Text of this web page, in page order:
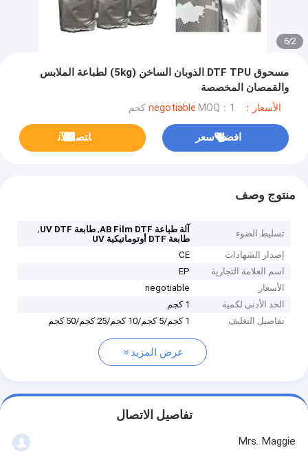
2
/
6
مسحوق DTF TPU الذوبان الساخن (5kg) لطباعة الملابس
والقمصان المخصصة
الأسعار：negotiable MOQ：1 كجم
افضل سعر ﺎﺘﺼﻟ ﺍﻶﻧ
منتوج وصف
تسليط الضوء آلة طباعة AB Film DTF ,طابعة UV DTF
,
طابعة DTF أوتوماتيكية UV
إصدار الشهادات
CE
اسم العلامة التجارية
EP
الأسعار
negotiable
الحد الأدنى لكمية
1 كجم
تفاصيل التغليف
1 كجم/5 كجم/10 كجم/25 كجم/50 كجم
عرض المزيد
تفاصيل الاتصال
Mrs. Maggie